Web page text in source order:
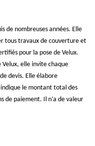
de nombreuses années. Elle
tous travaux de couverture et
pour la pose de Velux.
Velux, elle invite chaque
devis. Elle élabore
le montant total des
de paiement. Il n’a de valeur